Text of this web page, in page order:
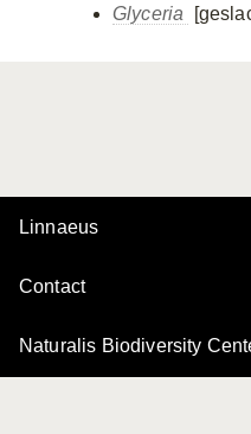
Glyceria
Linnaeus
Contact
Naturalis Biodiversity